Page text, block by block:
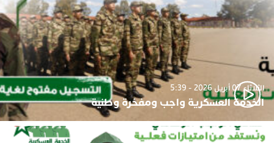
الثلاثاء 07 أبريل 2026 - 5:39
الخدمة العسكرية واجب ومفخرة وطنية